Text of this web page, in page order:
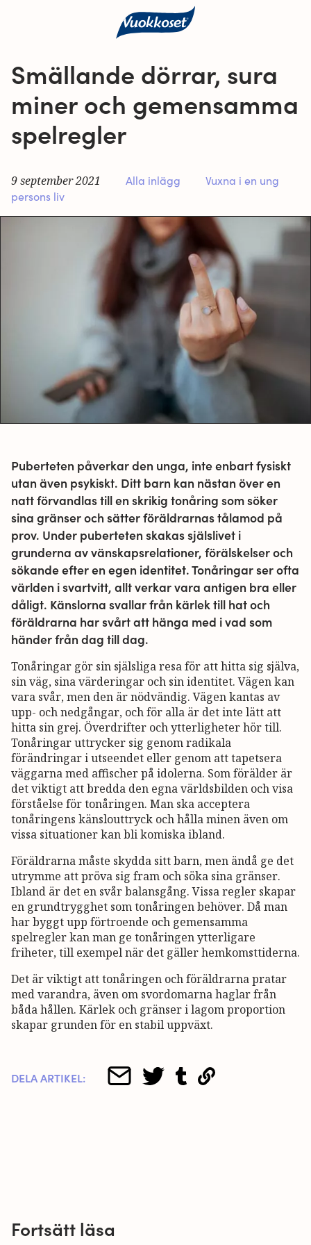
Smällande dörrar, sura
miner och gemensamma
spelregler
9 september 2021 Alla inlägg
Vuxna i en ung
persons liv
Puberteten påverkar den unga, inte enbart fysiskt
utan även psykiskt. Ditt barn kan nästan över en
natt förvandlas till en skrikig tonåring som söker
sina gränser och sätter föräldrarnas tålamod på
prov. Under puberteten skakas själslivet i
grunderna av vänskapsrelationer, förälskelser och
sökande efter en egen identitet. Tonåringar ser ofta
världen i svartvitt, allt verkar vara antigen bra eller
dåligt. Känslorna svallar från kärlek till hat och
föräldrarna har svårt att hänga med i vad som
händer från dag till dag.
Tonåringar gör sin själsliga resa för att hitta sig själva,
sin väg, sina värderingar och sin identitet. Vägen kan
vara svår, men den är nödvändig. Vägen kantas av
upp- och nedgångar, och för alla är det inte lätt att
hitta sin grej. Överdrifter och ytterligheter hör till.
Tonåringar uttrycker sig genom radikala
förändringar i utseendet eller genom att tapetsera
väggarna med affischer på idolerna. Som förälder är
det viktigt att bredda den egna världsbilden och visa
förståelse för tonåringen. Man ska acceptera
tonåringens känslouttryck och hålla minen även om
vissa situationer kan bli komiska ibland.
Föräldrarna måste skydda sitt barn, men ändå ge det
utrymme att pröva sig fram och söka sina gränser.
Ibland är det en svår balansgång. Vissa regler skapar
en grundtrygghet som tonåringen behöver. Då man
har byggt upp förtroende och gemensamma
spelregler kan man ge tonåringen ytterligare
friheter, till exempel när det gäller hemkomsttiderna.
Det är viktigt att tonåringen och föräldrarna pratar
med varandra, även om svordomarna haglar från
båda hållen. Kärlek och gränser i lagom proportion
skapar grunden för en stabil uppväxt.
DELA ARTIKEL:
Fortsätt läsa